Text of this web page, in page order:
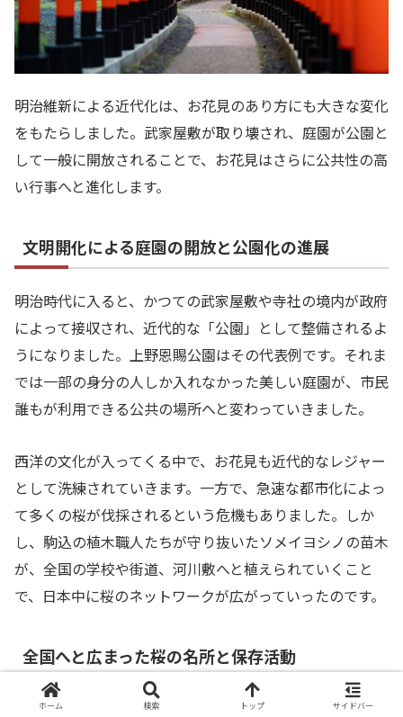
明治維新による近代化は、お花見のあり方にも大きな変化
をもたらしました。武家屋敷が取り壊され、庭園が公園と
して一般に開放されることで、お花見はさらに公共性の高
い行事へと進化します。
文明開化による庭園の開放と公園化の進展
明治時代に入ると、かつての武家屋敷や寺社の境内が政府
によって接収され、近代的な「公園」として整備されるよ
うになりました。上野恩賜公園はその代表例です。それま
では一部の身分の人しか入れなかった美しい庭園が、市民
誰もが利用できる公共の場所へと変わっていきました。
西洋の文化が入ってくる中で、お花見も近代的なレジャー
として洗練されていきます。一方で、急速な都市化によっ
て多くの桜が伐採されるという危機もありました。しか
し、駒込の植木職人たちが守り抜いたソメイヨシノの苗木
が、全国の学校や街道、河川敷へと植えられていくこと
で、日本中に桜のネットワークが広がっていったのです。
全国へと広まった桜の名所と保存活動
大正から昭和にかけて、ソメイヨシノの植樹活動はさらに
ホーム 検索 トップ サイドバー